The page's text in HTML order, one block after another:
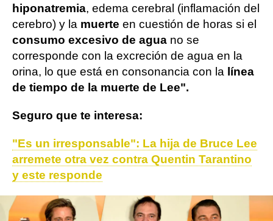
hiponatremia, edema cerebral (inflamación del
cerebro) y la muerte en cuestión de horas si el
consumo excesivo de agua no se
corresponde con la excreción de agua en la
orina, lo que está en consonancia con la línea
de tiempo de la muerte de Lee".
Seguro que te interesa:
"Es un irresponsable": La hija de Bruce Lee
arremete otra vez contra Quentin Tarantino
y este responde